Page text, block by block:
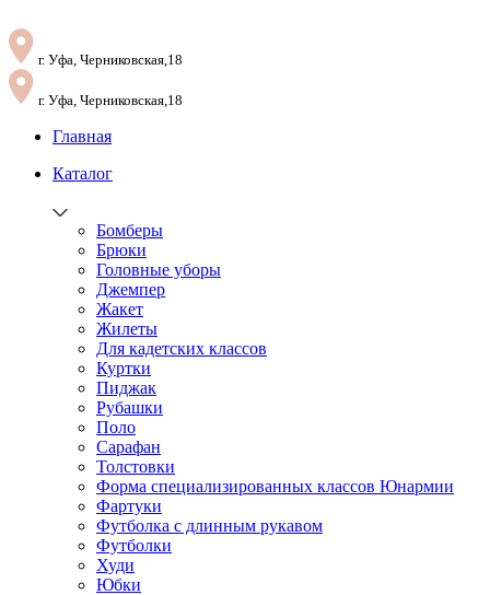
г. Уфа, Черниковская,18
г. Уфа, Черниковская,18
Главная
Каталог
Бомберы
Брюки
Головные уборы
Джемпер
Жакет
Жилеты
Для кадетских классов
Куртки
Пиджак
Рубашки
Поло
Сарафан
Толстовки
Форма специализированных классов Юнармии
Фартуки
Футболка с длинным рукавом
Футболки
Худи
Юбки